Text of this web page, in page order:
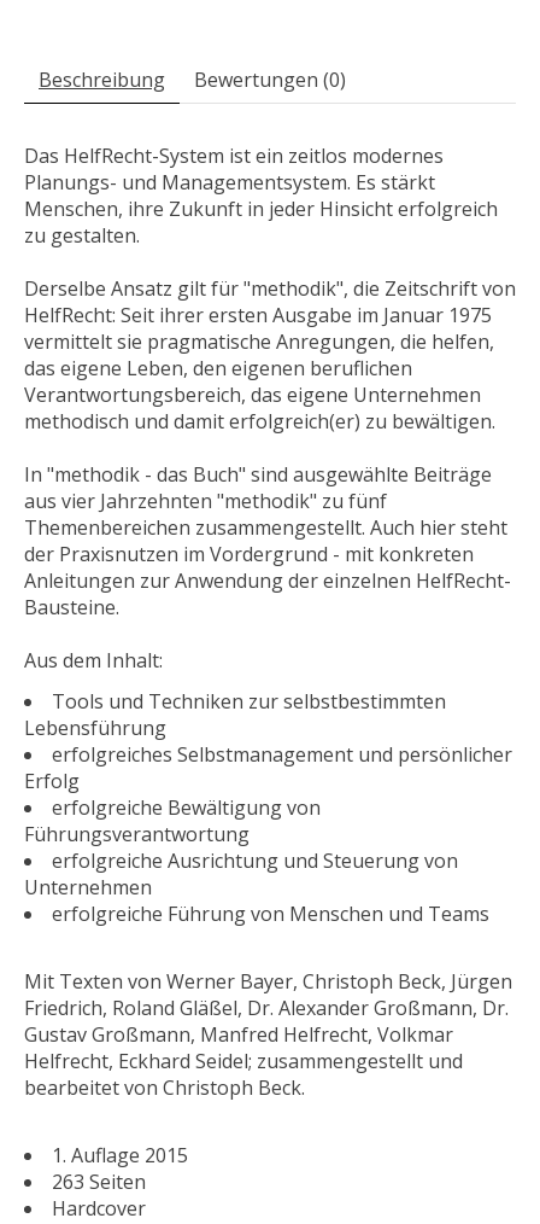
Beschreibung Bewertungen (0)
Das HelfRecht-System ist ein zeitlos modernes
Planungs- und Managementsystem. Es stärkt
Menschen, ihre Zukunft in jeder Hinsicht erfolgreich
zu gestalten.
Derselbe Ansatz gilt für "methodik", die Zeitschrift von
HelfRecht: Seit ihrer ersten Ausgabe im Januar 1975
vermittelt sie pragmatische Anregungen, die helfen,
das eigene Leben, den eigenen beruflichen
Verantwortungsbereich, das eigene Unternehmen
methodisch und damit erfolgreich(er) zu bewältigen.
In "methodik - das Buch" sind ausgewählte Beiträge
aus vier Jahrzehnten "methodik" zu fünf
Themenbereichen zusammengestellt. Auch hier steht
der Praxisnutzen im Vordergrund - mit konkreten
Anleitungen zur Anwendung der einzelnen HelfRecht-
Bausteine.
Aus dem Inhalt:
Tools und Techniken zur selbstbestimmten
Lebensführung
erfolgreiches Selbstmanagement und persönlicher
Erfolg
erfolgreiche Bewältigung von
Führungsverantwortung
erfolgreiche Ausrichtung und Steuerung von
Unternehmen
erfolgreiche Führung von Menschen und Teams
Mit Texten von Werner Bayer, Christoph Beck, Jürgen
Friedrich, Roland Gläßel, Dr. Alexander Großmann, Dr.
Gustav Großmann, Manfred Helfrecht, Volkmar
Helfrecht, Eckhard Seidel; zusammengestellt und
bearbeitet von Christoph Beck.
1. Auflage 2015
263 Seiten
Hardcover